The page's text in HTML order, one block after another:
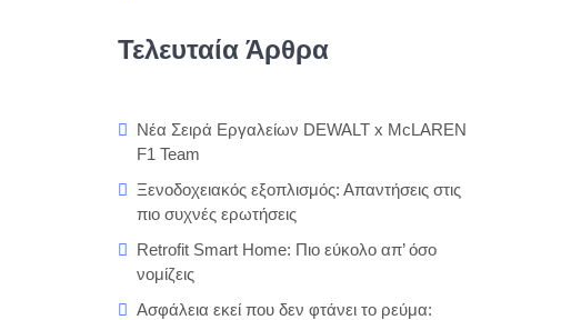
Τελευταία Άρθρα
Νέα Σειρά Εργαλείων DEWALT x McLAREN
F1 Team
Ξενοδοχειακός εξοπλισμός: Απαντήσεις στις
πιο συχνές ερωτήσεις
Retrofit Smart Home: Πιο εύκολο απ’ όσο
νομίζεις
Ασφάλεια εκεί που δεν φτάνει το ρεύμα: